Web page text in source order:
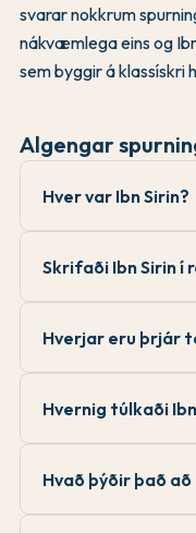
svarar nokkrum
nákvæmlega eins og
sem byggir á klassískri
Algengar
Hver var Ibn Sirin?
Skrifaði Ibn Sirin í
Hverjar eru þrjár
Hvernig túlkaði
Hvað þýðir það